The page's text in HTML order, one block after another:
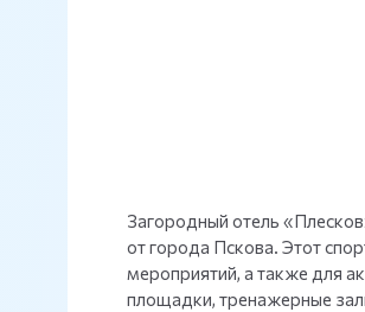
Загородный отель
от города Пскова. Этот
мероприятий, а также для
площадки, тренажерные